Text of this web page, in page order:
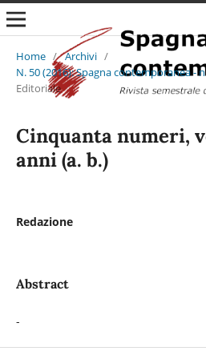
Home / Archivi /
N. 50 (2016): Spagna contemporanea -
Editoriale
Cinquanta numeri,
anni (a. b.)
Redazione
Abstract
-